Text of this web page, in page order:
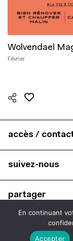
Wolvendael
Février
accès /
suivez-nous
partager
brochures
En continuant
Accepter